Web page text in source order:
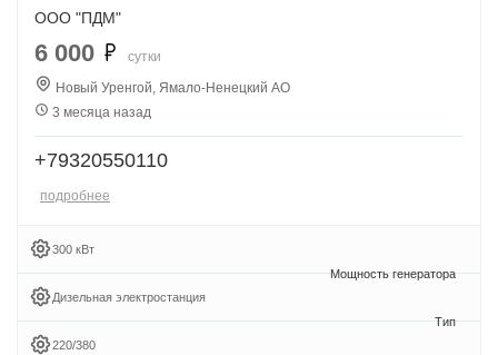
ООО "ПДМ"
6 000
сутки
Новый Уренгой, Ямало-Ненецкий АО
3 месяца назад
+79320550110
подробнее
300 кВт
Дизельная электростанция
220/380